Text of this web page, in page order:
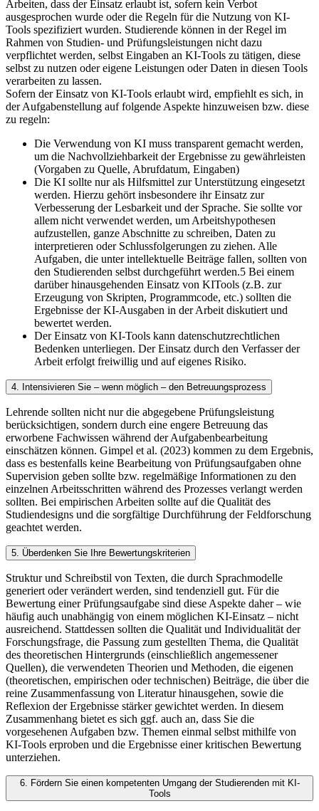
Arbeiten, dass der Einsatz erlaubt ist, sofern kein Verbot
ausgesprochen wurde oder die Regeln für die Nutzung von KI-
Tools spezifiziert wurden. Studierende können in der Regel im
Rahmen von Studien- und Prüfungsleistungen nicht dazu
verpflichtet werden, selbst Eingaben an KI-Tools zu tätigen, diese
selbst zu nutzen oder eigene Leistungen oder Daten in diesen Tools
verarbeiten zu lassen.
Sofern der Einsatz von KI-Tools erlaubt wird, empfiehlt es sich, in
der Aufgabenstellung auf folgende Aspekte hinzuweisen bzw. diese
zu regeln:
Die Verwendung von KI muss transparent gemacht werden,
um die Nachvollziehbarkeit der Ergebnisse zu gewährleisten
(Vorgaben zu Quelle, Abrufdatum, Eingaben)
Die KI sollte nur als Hilfsmittel zur Unterstützung eingesetzt
werden. Hierzu gehört insbesondere ihr Einsatz zur
Verbesserung der Lesbarkeit und der Sprache. Sie sollte vor
allem nicht verwendet werden, um Arbeitshypothesen
aufzustellen, ganze Abschnitte zu schreiben, Daten zu
interpretieren oder Schlussfolgerungen zu ziehen. Alle
Aufgaben, die unter intellektuelle Beiträge fallen, sollten von
den Studierenden selbst durchgeführt werden.5 Bei einem
darüber hinausgehenden Einsatz von KITools (z.B. zur
Erzeugung von Skripten, Programmcode, etc.) sollten die
Ergebnisse der KI-Ausgaben in der Arbeit diskutiert und
bewertet werden.
Der Einsatz von KI-Tools kann datenschutzrechtlichen
Bedenken unterliegen. Der Einsatz durch den Verfasser der
Arbeit erfolgt freiwillig und auf eigenes Risiko.
4. Intensivieren Sie – wenn möglich – den Betreuungsprozess
Lehrende sollten nicht nur die abgegebene Prüfungsleistung
berücksichtigen, sondern durch eine engere Betreuung das
erworbene Fachwissen während der Aufgabenbearbeitung
einschätzen können. Gimpel et al. (2023) kommen zu dem Ergebnis,
dass es bestenfalls keine Bearbeitung von Prüfungsaufgaben ohne
Supervision geben sollte bzw. regelmäßige Informationen zu den
einzelnen Arbeitsschritten während des Prozesses verlangt werden
sollten. Bei empirischen Arbeiten sollte auf die Qualität des
Studiendesigns und die sorgfältige Durchführung der Feldforschung
geachtet werden.
5. Überdenken Sie Ihre Bewertungskriterien
Struktur und Schreibstil von Texten, die durch Sprachmodelle
generiert oder verändert werden, sind tendenziell gut. Für die
Bewertung einer Prüfungsaufgabe sind diese Aspekte daher – wie
häufig auch unabhängig von einem möglichen KI-Einsatz – nicht
ausreichend. Stattdessen sollten die Qualität und Individualität der
Forschungsfrage, die Passung zum gestellten Thema, die Qualität
des theoretischen Hintergrunds (einschließlich angemessener
Quellen), die verwendeten Theorien und Methoden, die eigenen
(theoretischen, empirischen oder technischen) Beiträge, die über die
reine Zusammenfassung von Literatur hinausgehen, sowie die
Reflexion der Ergebnisse stärker gewichtet werden. In diesem
Zusammenhang bietet es sich ggf. auch an, dass Sie die
vorgesehenen Aufgaben bzw. Themen einmal selbst mithilfe von
KI-Tools erproben und die Ergebnisse einer kritischen Bewertung
unterziehen.
6. Fördern Sie einen kompetenten Umgang der Studierenden mit KI-
Tools